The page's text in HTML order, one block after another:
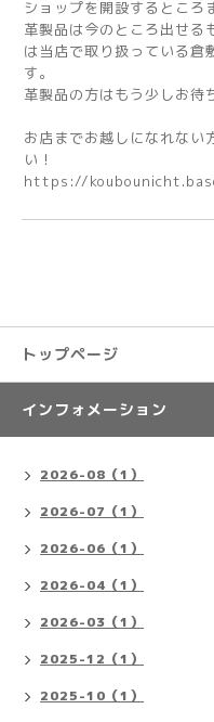
ショップを開設するところ
革製品は今のところ出せる
は当店で取り扱っている倉
す。
革製品の方はもう少しお待
お店までお越しになれない
い！
https://
トップページ
インフォメーション
2026-08（1）
2026-07（1）
2026-06（1）
2026-04（1）
2026-03（1）
2025-12（1）
2025-10（1）